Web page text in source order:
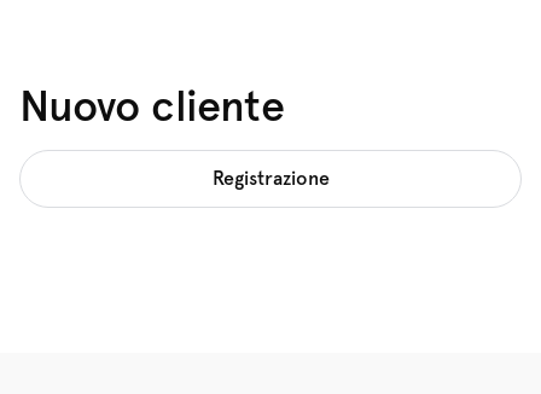
Nuovo cliente
Registrazione